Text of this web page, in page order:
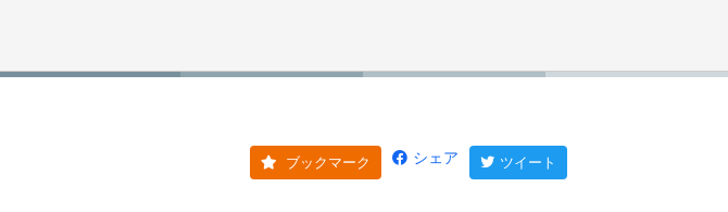
ブックマーク シェア ツイート